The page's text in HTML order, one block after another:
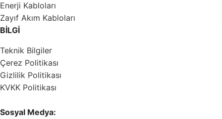
Enerji Kabloları
Zayıf Akım Kabloları
BİLGİ
Teknik Bilgiler
Çerez Politikası
Gizlilik Politikası
KVKK Politikası
Sosyal Medya: